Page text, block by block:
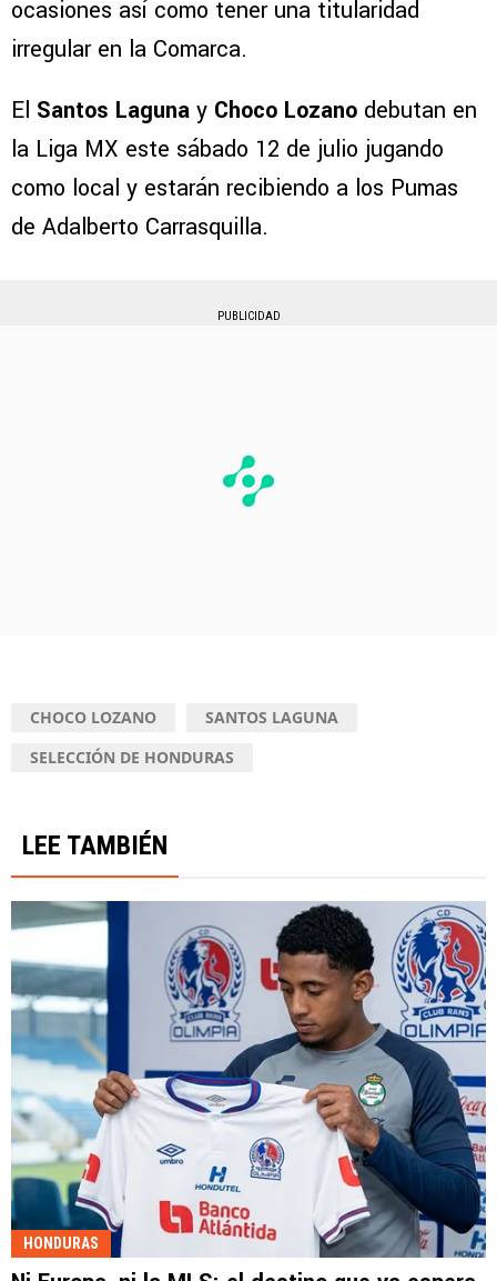
ocasiones así como tener una titularidad
irregular en la Comarca.
El Santos Laguna y Choco Lozano debutan en
la Liga MX este sábado 12 de julio jugando
como local y estarán recibiendo a los Pumas
de Adalberto Carrasquilla.
PUBLICIDAD
CHOCO LOZANO
SANTOS LAGUNA
SELECCIÓN DE HONDURAS
LEE TAMBIÉN
HONDURAS